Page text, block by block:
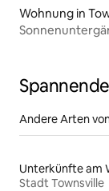
Wohnung in
Andere Arten
Unterkünfte am
Stadt Townsville